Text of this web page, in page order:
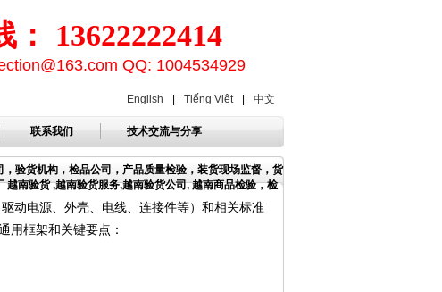
： 13622222414
QQ: 1004534929
English Tiếng Việt 中文
联系我们 技术交流与分享
验货机构，检品公司，产品质量检验，装货现场监督，货
南验货 ,越南验货服务,越南验货公司, 越南商品检验，检
动电源、外壳、电线、连接件等）和相关标准
用框架和关键要点：